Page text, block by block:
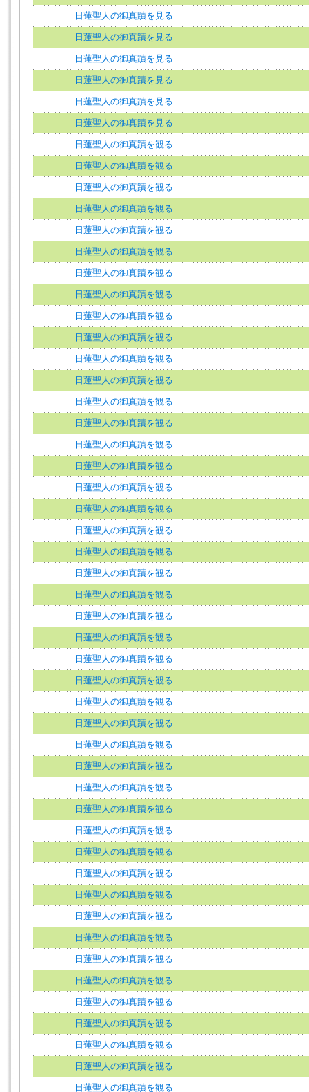
日蓮聖人の御真蹟を見る
日蓮聖人の御真蹟を見る
日蓮聖人の御真蹟を見る
日蓮聖人の御真蹟を見る
日蓮聖人の御真蹟を見る
日蓮聖人の御真蹟を見る
日蓮聖人の御真蹟を観る
日蓮聖人の御真蹟を観る
日蓮聖人の御真蹟を観る
日蓮聖人の御真蹟を観る
日蓮聖人の御真蹟を観る
日蓮聖人の御真蹟を観る
日蓮聖人の御真蹟を観る
日蓮聖人の御真蹟を観る
日蓮聖人の御真蹟を観る
日蓮聖人の御真蹟を観る
日蓮聖人の御真蹟を観る
日蓮聖人の御真蹟を観る
日蓮聖人の御真蹟を観る
日蓮聖人の御真蹟を観る
日蓮聖人の御真蹟を観る
日蓮聖人の御真蹟を観る
日蓮聖人の御真蹟を観る
日蓮聖人の御真蹟を観る
日蓮聖人の御真蹟を観る
日蓮聖人の御真蹟を観る
日蓮聖人の御真蹟を観る
日蓮聖人の御真蹟を観る
日蓮聖人の御真蹟を観る
日蓮聖人の御真蹟を観る
日蓮聖人の御真蹟を観る
日蓮聖人の御真蹟を観る
日蓮聖人の御真蹟を観る
日蓮聖人の御真蹟を観る
日蓮聖人の御真蹟を観る
日蓮聖人の御真蹟を観る
日蓮聖人の御真蹟を観る
日蓮聖人の御真蹟を観る
日蓮聖人の御真蹟を観る
日蓮聖人の御真蹟を観る
日蓮聖人の御真蹟を観る
日蓮聖人の御真蹟を観る
日蓮聖人の御真蹟を観る
日蓮聖人の御真蹟を観る
日蓮聖人の御真蹟を観る
日蓮聖人の御真蹟を観る
日蓮聖人の御真蹟を観る
日蓮聖人の御真蹟を観る
日蓮聖人の御真蹟を観る
日蓮聖人の御真蹟を観る
日蓮聖人の御真蹟を観る